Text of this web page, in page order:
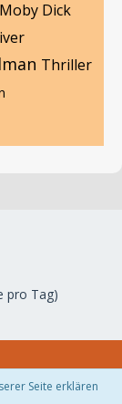
Moby Dick
Thriller
pro Tag)
Seite erklären